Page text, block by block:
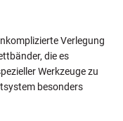
Verlegung
die es
Werkzeuge zu
besonders